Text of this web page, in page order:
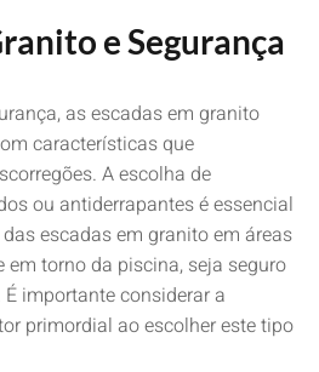
e Segurança
as escadas em granito
características que
A escolha de
ou antiderrapantes é essencial
escadas em granito em áreas
em torno da piscina, seja seguro
importante considerar a
primordial ao escolher este tipo